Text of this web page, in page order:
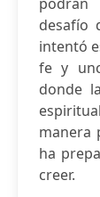
desafío
intentó
fe y
donde
manera
ha
creer.